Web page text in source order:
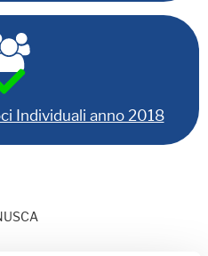
Individuali anno 2018